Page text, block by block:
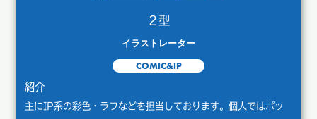
２型
イラストレーター
COMIC&IP
紹介
主にIP系の彩色・ラフなどを担当しております。個人ではポッ